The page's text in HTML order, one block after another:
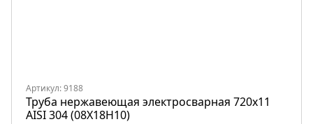
Артикул: 9188
Труба нержавеющая электросварная 720х11
AISI 304 (08Х18Н10)